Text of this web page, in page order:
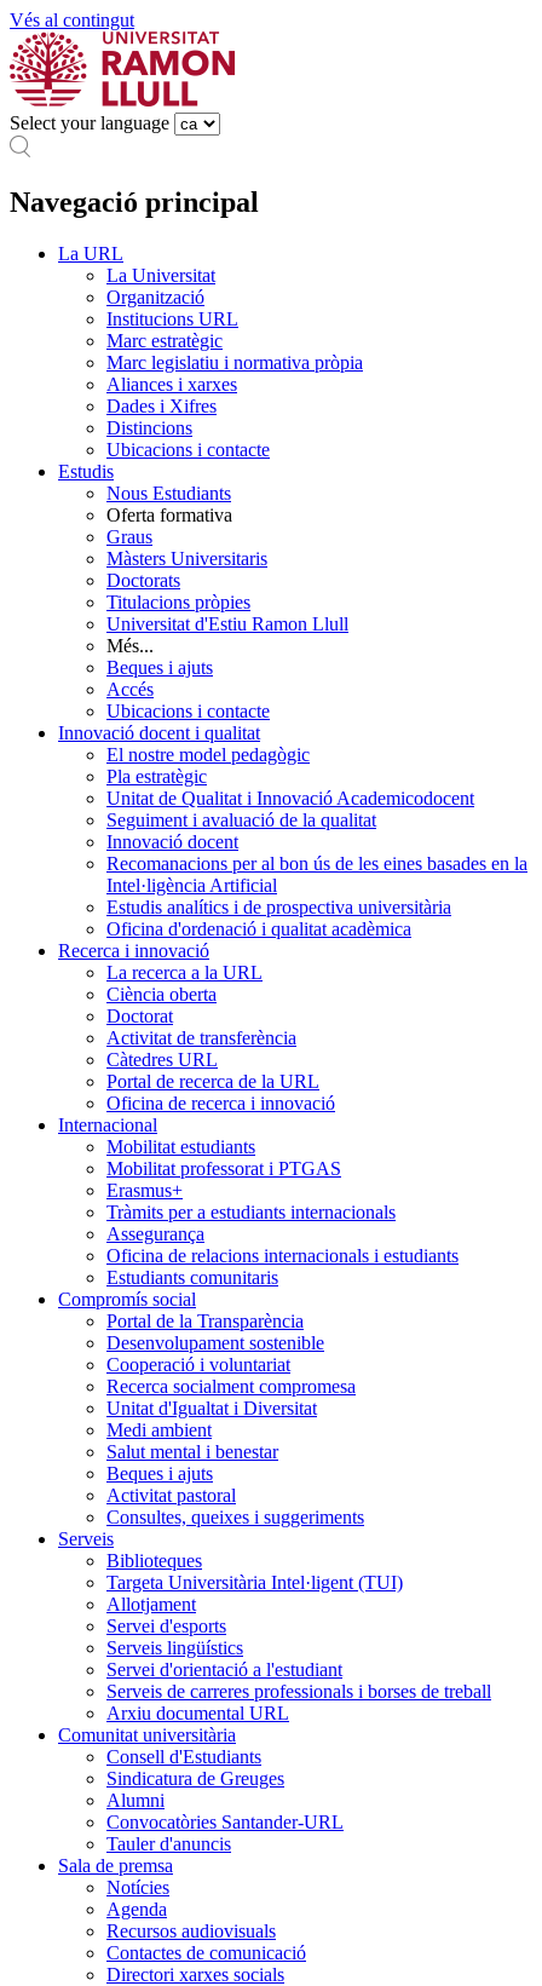
Vés al contingut
Select your language
Navegació principal
La URL
La Universitat
Organització
Institucions URL
Marc estratègic
Marc legislatiu i normativa pròpia
Aliances i xarxes
Dades i Xifres
Distincions
Ubicacions i contacte
Estudis
Nous Estudiants
Oferta formativa
Graus
Màsters Universitaris
Doctorats
Titulacions pròpies
Universitat d'Estiu Ramon Llull
Més...
Beques i ajuts
Accés
Ubicacions i contacte
Innovació docent i qualitat
El nostre model pedagògic
Pla estratègic
Unitat de Qualitat i Innovació Academicodocent
Seguiment i avaluació de la qualitat
Innovació docent
Recomanacions per al bon ús de les eines basades en la
Intel·ligència Artificial
Estudis analítics i de prospectiva universitària
Oficina d'ordenació i qualitat acadèmica
Recerca i innovació
La recerca a la URL
Ciència oberta
Doctorat
Activitat de transferència
Càtedres URL
Portal de recerca de la URL
Oficina de recerca i innovació
Internacional
Mobilitat estudiants
Mobilitat professorat i PTGAS
Erasmus+
Tràmits per a estudiants internacionals
Assegurança
Oficina de relacions internacionals i estudiants
Estudiants comunitaris
Compromís social
Portal de la Transparència
Desenvolupament sostenible
Cooperació i voluntariat
Recerca socialment compromesa
Unitat d'Igualtat i Diversitat
Medi ambient
Salut mental i benestar
Beques i ajuts
Activitat pastoral
Consultes, queixes i suggeriments
Serveis
Biblioteques
Targeta Universitària Intel·ligent (TUI)
Allotjament
Servei d'esports
Serveis lingüístics
Servei d'orientació a l'estudiant
Serveis de carreres professionals i borses de treball
Arxiu documental URL
Comunitat universitària
Consell d'Estudiants
Sindicatura de Greuges
Alumni
Convocatòries Santander-URL
Tauler d'anuncis
Sala de premsa
Notícies
Agenda
Recursos audiovisuals
Contactes de comunicació
Directori xarxes socials